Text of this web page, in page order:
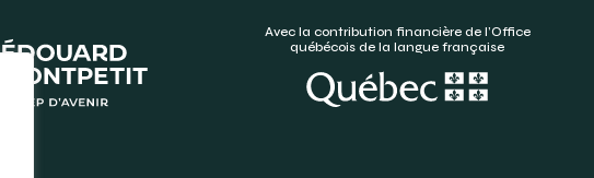
Avec la contribution financière de l’Office
québécois de la langue française